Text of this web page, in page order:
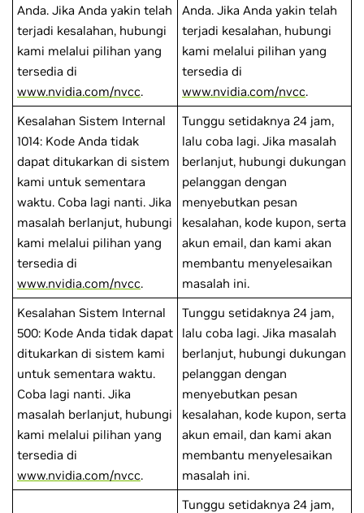
Anda. Jika Anda yakin telah
terjadi kesalahan, hubungi
kami melalui pilihan yang
tersedia di
www.nvidia.com/nvcc.
Anda. Jika Anda yakin telah
terjadi kesalahan, hubungi
kami melalui pilihan yang
tersedia di
www.nvidia.com/nvcc.
Kesalahan Sistem Internal
1014: Kode Anda tidak
dapat ditukarkan di sistem
kami untuk sementara
waktu. Coba lagi nanti. Jika
masalah berlanjut, hubungi
kami melalui pilihan yang
tersedia di
www.nvidia.com/nvcc.
Tunggu setidaknya 24 jam,
lalu coba lagi. Jika masalah
berlanjut, hubungi dukungan
pelanggan dengan
menyebutkan pesan
kesalahan, kode kupon, serta
akun email, dan kami akan
membantu menyelesaikan
masalah ini.
Kesalahan Sistem Internal
500: Kode Anda tidak dapat
ditukarkan di sistem kami
untuk sementara waktu.
Coba lagi nanti. Jika
masalah berlanjut, hubungi
kami melalui pilihan yang
tersedia di
www.nvidia.com/nvcc.
Tunggu setidaknya 24 jam,
lalu coba lagi. Jika masalah
berlanjut, hubungi dukungan
pelanggan dengan
menyebutkan pesan
kesalahan, kode kupon, serta
akun email, dan kami akan
membantu menyelesaikan
masalah ini.
Tunggu setidaknya 24 jam,